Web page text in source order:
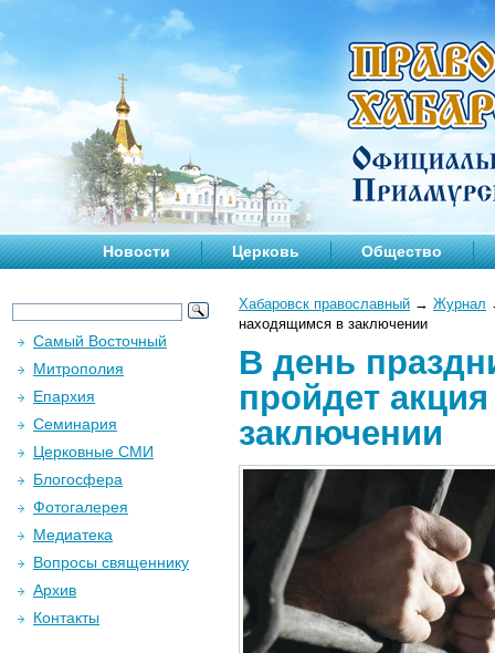
Новости Церковь Общество
Хабаровск православный → Журнал
находящимся в заключении
В день
пройдет
заключении
Самый Восточный
Митрополия
Епархия
Семинария
Церковные СМИ
Блогосфера
Фотогалерея
Медиатека
Вопросы священнику
Архив
Контакты